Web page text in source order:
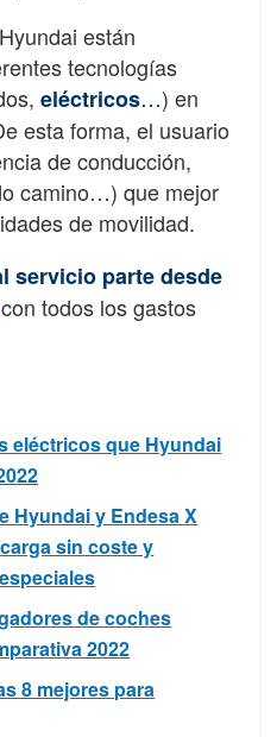
están
tecnologías
eléctricos…) en
esta forma, el usuario
de conducción,
camino…) que mejor
de movilidad.
servicio parte desde
con todos los gastos
eléctricos que Hyundai
Hyundai y Endesa X
sin coste y
de coches
2022
8 mejores para